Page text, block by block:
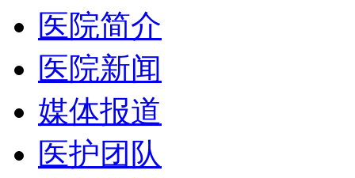
医院简介
医院新闻
媒体报道
医护团队